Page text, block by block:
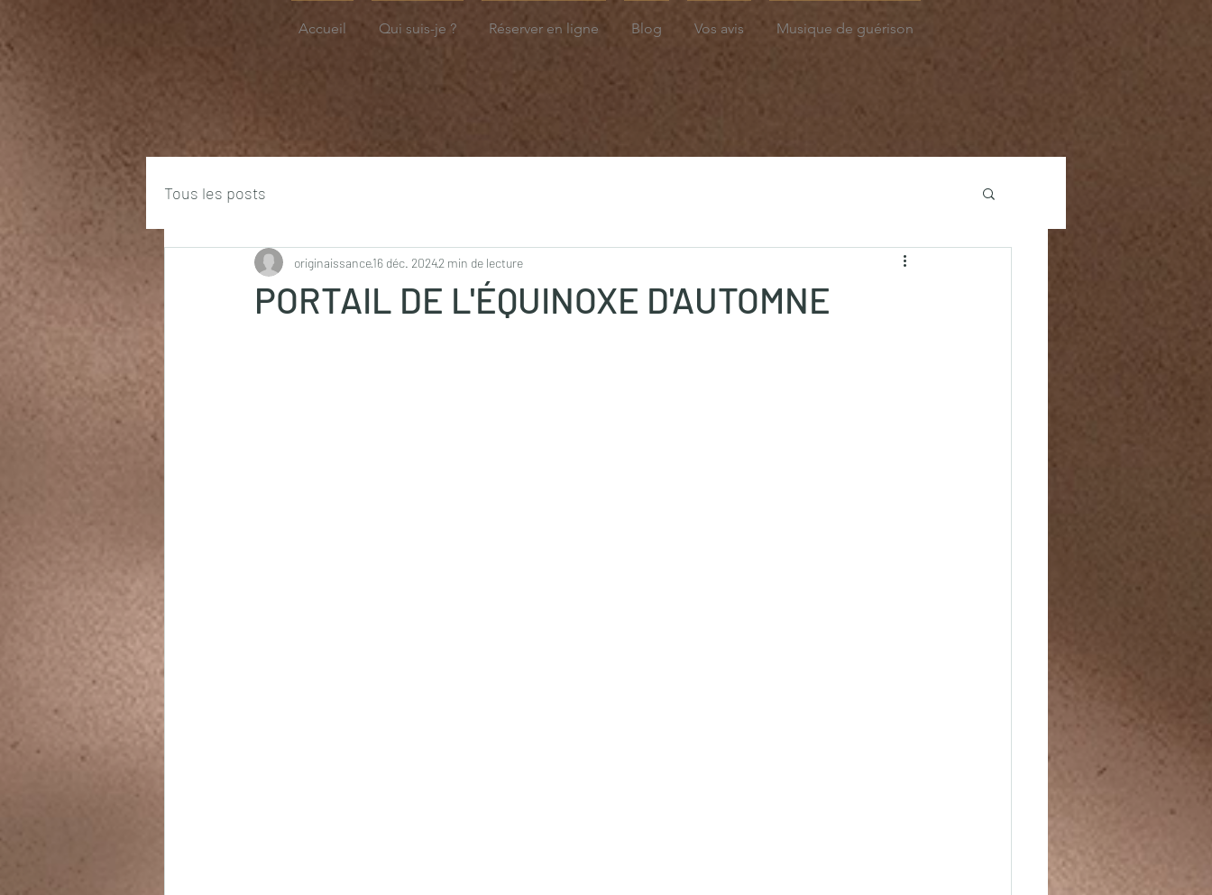
Accueil Qui suis-je ? Réserver en ligne Blog Vos avis Musique de guérison
Tous les posts
PORTAIL DE L'ÉQUINOXE D'AUTOMNE
originaissance16 déc. 20242 min de lecture